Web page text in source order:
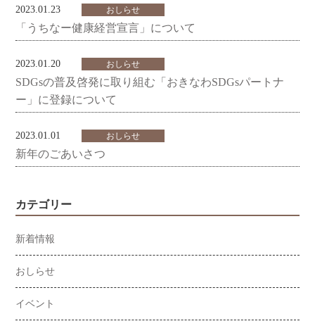
2023.01.23 おしらせ
「うちなー健康経営宣言」について
2023.01.20 おしらせ
SDGsの普及啓発に取り組む「おきなわSDGsパートナ
ー」に登録について
2023.01.01 おしらせ
新年のごあいさつ
カテゴリー
新着情報
おしらせ
イベント